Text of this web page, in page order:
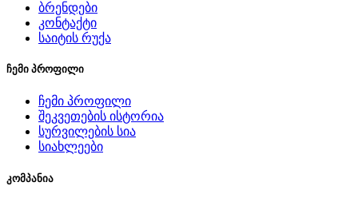
ბრენდები
კონტაქტი
საიტის რუქა
ჩემი პროფილი
ჩემი პროფილი
შეკვეთების ისტორია
სურვილების სია
სიახლეები
კომპანია